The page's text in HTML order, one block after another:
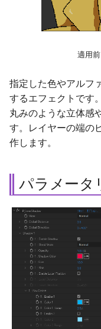
スタンドアロン版の
イズ方法（オフライ
スタンドアロン版の
スタンドアロン版の
ス返還（オフライン
ネットワークライセ
Shadow 1 〜 6
Global Distance
Global Direction
Enable Shadow
Blend Mode
Opacity
Shadow Color
適用前
指定した色やアルフ
するエフェクトです。
丸みのような立体感
す。レイヤーの端の
作します。
パラメータ